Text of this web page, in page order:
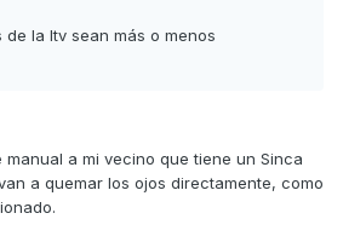
la Itv sean más o menos
a mi vecino que tiene un Sinca
a quemar los ojos directamente, como